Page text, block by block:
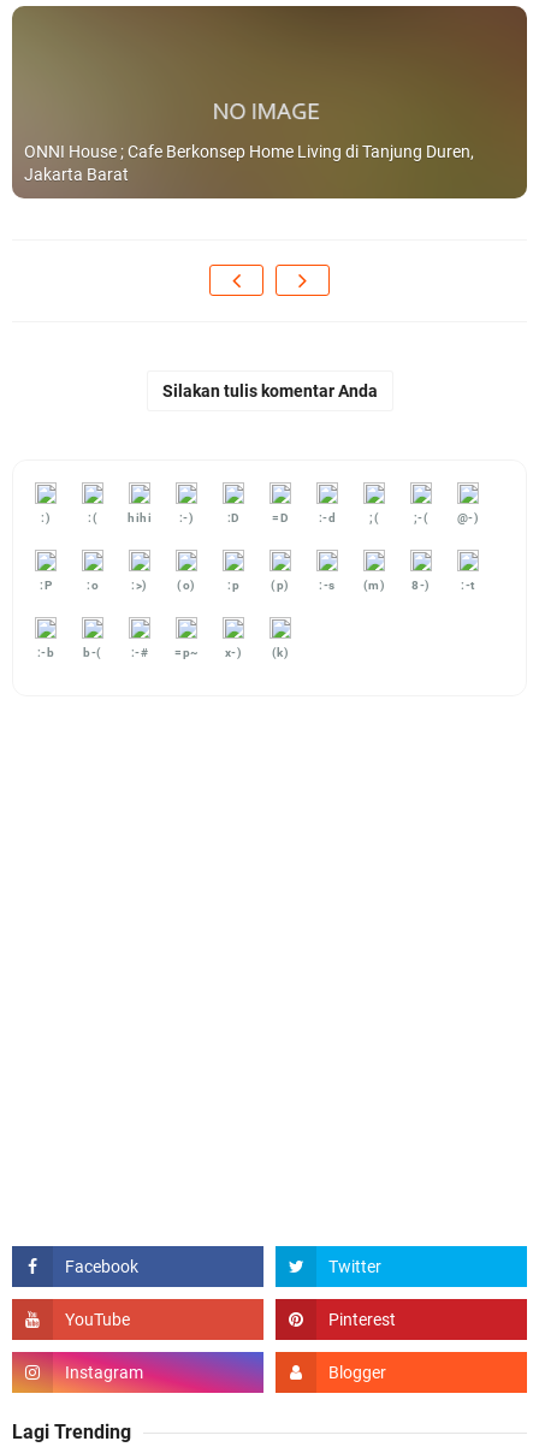
ONNI House ; Cafe Berkonsep Home Living di Tanjung Duren,
Jakarta Barat
Silakan tulis komentar Anda
:) :( hihi :-) :D =D :-d ;( ;-( @-)
:P :o :>) (o) :p (p) :-s (m) 8-) :-t
:-b b-( :-# =p~ x-) (k)
Lagi Trending